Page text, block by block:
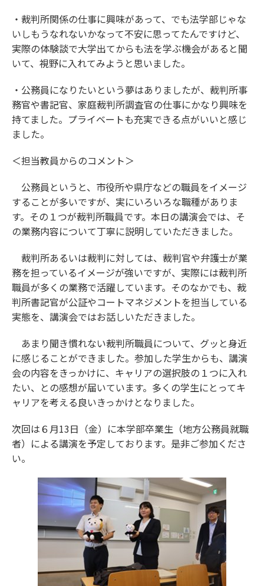
・裁判所関係の仕事に興味があって、でも法学部じゃな
いしもうなれないかなって不安に思ってたんですけど、
実際の体験談で大学出てからも法を学ぶ機会があると聞
いて、視野に入れてみようと思いました。
・公務員になりたいという夢はありましたが、裁判所事
務官や書記官、家庭裁判所調査官の仕事にかなり興味を
持てました。プライベートも充実できる点がいいと感じ
ました。
＜担当教員からのコメント＞
公務員というと、市役所や県庁などの職員をイメージ
することが多いですが、実にいろいろな職種がありま
す。その１つが裁判所職員です。本日の講演会では、そ
の業務内容について丁寧に説明していただきました。
裁判所あるいは裁判に対しては、裁判官や弁護士が業
務を担っているイメージが強いですが、実際には裁判所
職員が多くの業務で活躍しています。そのなかでも、裁
判所書記官が公証やコートマネジメントを担当している
実態を、講演会ではお話しいただきました。
あまり聞き慣れない裁判所職員について、グッと身近
に感じることができました。参加した学生からも、講演
会の内容をきっかけに、キャリアの選択肢の１つに入れ
たい、との感想が届いています。多くの学生にとってキ
ャリアを考える良いきっかけとなりました。
次回は６月13日（金）に本学部卒業生（地方公務員就職
者）による講演を予定しております。是非ご参加くださ
い。